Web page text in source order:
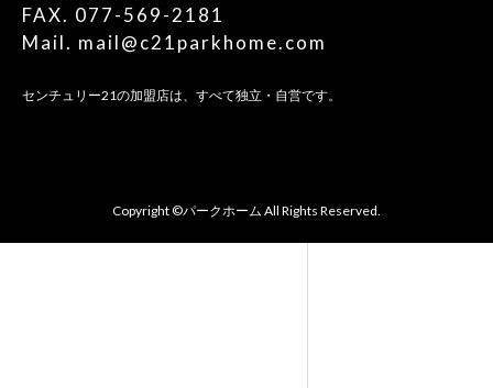
FAX. 077-569-2181
Mail. mail@c21parkhome.com
センチュリー21の加盟店は、すべて独立・自営です。
Copyright ©パークホーム All Rights Reserved.